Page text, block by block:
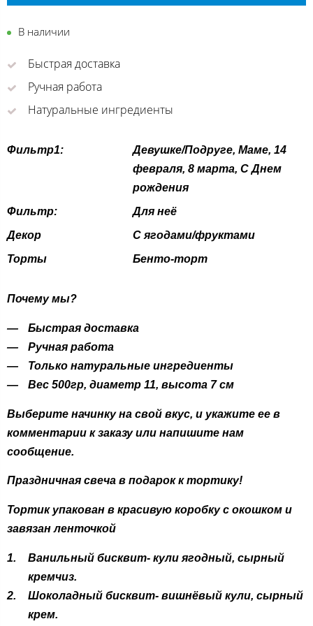
В наличии
Быстрая доставка
Ручная работа
Натуральные ингредиенты
Фильтр1:
Девушке/Подруге, Маме, 14
февраля, 8 марта, С Днем
рождения
Фильтр:
Для неё
Декор
С ягодами/фруктами
Торты
Бенто-торт
Почему мы?
Быстрая доставка
Ручная работа
Только натуральные ингредиенты
Вес 500гр, диаметр 11, высота 7 см
Выберите начинку на свой вкус, и укажите ее в
комментарии к заказу или напишите нам
сообщение.
Праздничная свеча в подарок к тортику!
Тортик упакован в красивую коробку с окошком и
завязан ленточкой
Ванильный бисквит- кули ягодный, сырный
кремчиз.
Шоколадный бисквит- вишнёвый кули, сырный
крем.